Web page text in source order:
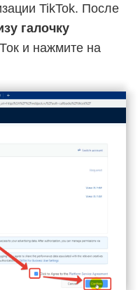
TikTok. После
галочку
и нажмите на